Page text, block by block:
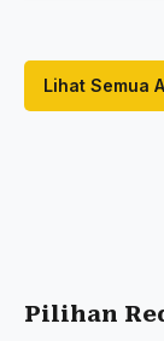
Lihat Semua
Pilihan